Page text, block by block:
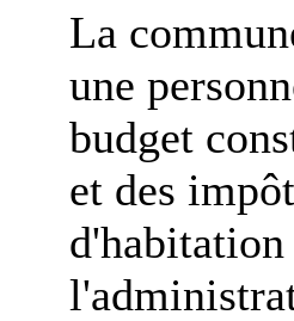
La
une
budget
et des